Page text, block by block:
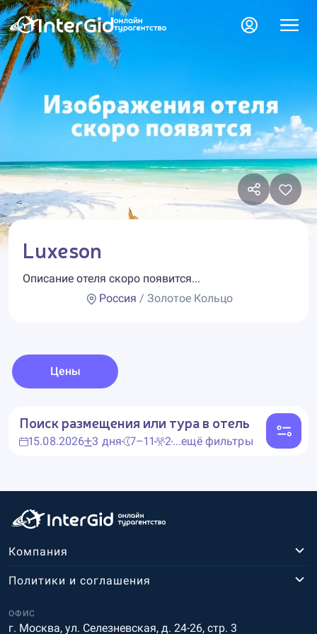
Luxeson
Описание отеля скоро появится...
Россия / Золотое Кольцо
Цены
Поиск размещения или тура в отель
15.08.2026 3 дня 7–11 2...ещё фильтры
Компания
ОФИС
г. Москва, ул. Селезневская, д. 24-26, стр. 3
Политики и соглашения